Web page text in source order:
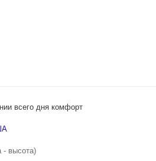
всего дня комфорт
- высота)